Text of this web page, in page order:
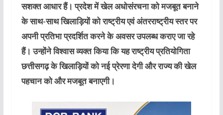
सशक्त आधार हैं। प्रदेश में खेल अधोसंरचना को मजबूत बनाने
के साथ-साथ खिलाड़ियों को राष्ट्रीय एवं अंतरराष्ट्रीय स्तर पर
अपनी प्रतिभा प्रदर्शित करने के अवसर उपलब्ध कराए जा रहे
हैं। उन्होंने विश्वास व्यक्त किया कि यह राष्ट्रीय प्रतियोगिता
छत्तीसगढ़ के खिलाड़ियों को नई प्रेरणा देगी और राज्य की खेल
पहचान को और मजबूत बनाएगी।